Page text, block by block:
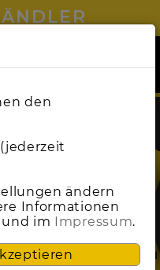
5
4
4 7
7
6
SALE
den
ändern
Informationen
und im Impressum.